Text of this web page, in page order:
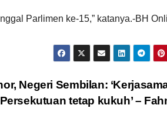
Parlimen ke-15,” katanya.-BH
Negeri Sembilan:
tetap kukuh’ –